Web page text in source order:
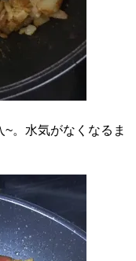
。水気がなくなるま